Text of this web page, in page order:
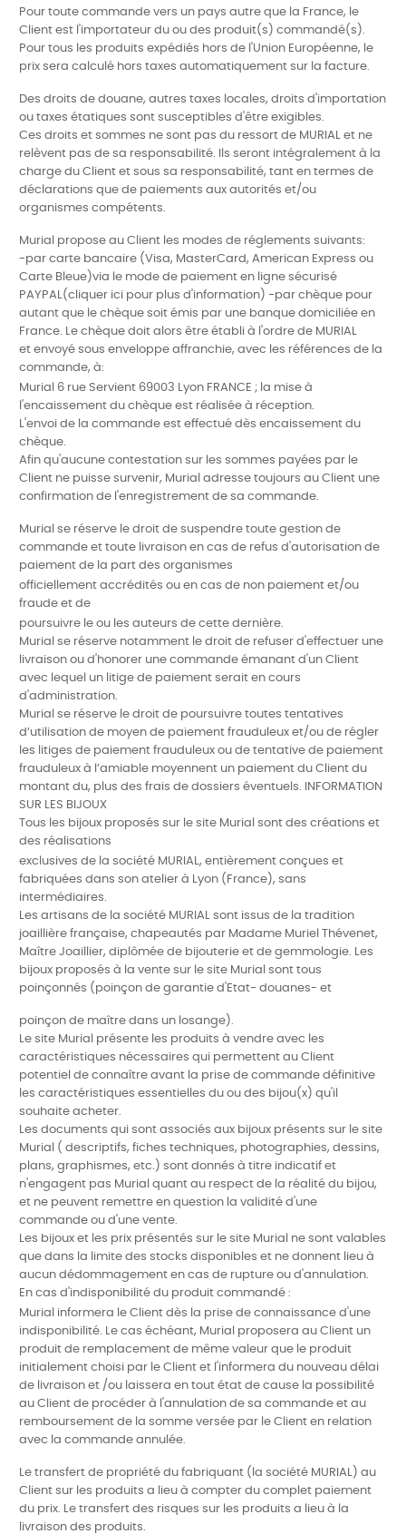
Pour toute commande vers un pays autre que la France, le
Client est l'importateur du ou des produit(s) commandé(s).
Pour tous les produits expédiés hors de l'Union Européenne, le
prix sera calculé hors taxes automatiquement sur la facture.
Des droits de douane, autres taxes locales, droits d'importation
ou taxes étatiques sont susceptibles d'être exigibles.
Ces droits et sommes ne sont pas du ressort de MURIAL et ne
relèvent pas de sa responsabilité. Ils seront intégralement à la
charge du Client et sous sa responsabilité, tant en termes de
déclarations que de paiements aux autorités et/ou
organismes compétents.
Murial propose au Client les modes de réglements suivants:
-par carte bancaire (Visa, MasterCard, American Express ou
Carte Bleue)via le mode de paiement en ligne sécurisé
PAYPAL(cliquer ici pour plus d'information) -par chèque pour
autant que le chèque soit émis par une banque domiciliée en
France. Le chèque doit alors être établi à l'ordre de MURIAL
et envoyé sous enveloppe affranchie, avec les références de la
commande, à:
Murial 6 rue Servient 69003 Lyon FRANCE ; la mise à
l'encaissement du chèque est réalisée à réception.
L'envoi de la commande est effectué dès encaissement du
chèque.
Afin qu'aucune contestation sur les sommes payées par le
Client ne puisse survenir, Murial adresse toujours au Client une
confirmation de l'enregistrement de sa commande.
Murial se réserve le droit de suspendre toute gestion de
commande et toute livraison en cas de refus d'autorisation de
paiement de la part des organismes
officiellement accrédités ou en cas de non paiement et/ou
fraude et de
poursuivre le ou les auteurs de cette dernière.
Murial se réserve notamment le droit de refuser d'effectuer une
livraison ou d'honorer une commande émanant d'un Client
avec lequel un litige de paiement serait en cours
d'administration.
Murial se réserve le droit de poursuivre toutes tentatives
d’utilisation de moyen de paiement frauduleux et/ou de régler
les litiges de paiement frauduleux ou de tentative de paiement
frauduleux à l’amiable moyennent un paiement du Client du
montant du, plus des frais de dossiers éventuels. INFORMATION
SUR LES BIJOUX
Tous les bijoux proposés sur le site Murial sont des créations et
des réalisations
exclusives de la société MURIAL, entièrement conçues et
fabriquées dans son atelier à Lyon (France), sans
intermédiaires.
Les artisans de la société MURIAL sont issus de la tradition
joaillière française, chapeautés par Madame Muriel Thévenet,
Maître Joaillier, diplômée de bijouterie et de gemmologie. Les
bijoux proposés à la vente sur le site Murial sont tous
poinçonnés (poinçon de garantie d'Etat- douanes- et
poinçon de maître dans un losange).
Le site Murial présente les produits à vendre avec les
caractéristiques nécessaires qui permettent au Client
potentiel de connaître avant la prise de commande définitive
les caractéristiques essentielles du ou des bijou(x) qu'il
souhaite acheter.
Les documents qui sont associés aux bijoux présents sur le site
Murial ( descriptifs, fiches techniques, photographies, dessins,
plans, graphismes, etc.) sont donnés à titre indicatif et
n'engagent pas Murial quant au respect de la réalité du bijou,
et ne peuvent remettre en question la validité d'une
commande ou d'une vente.
Les bijoux et les prix présentés sur le site Murial ne sont valables
que dans la limite des stocks disponibles et ne donnent lieu à
aucun dédommagement en cas de rupture ou d'annulation.
En cas d'indisponibilité du produit commandé :
Murial informera le Client dès la prise de connaissance d'une
indisponibilité. Le cas échéant, Murial proposera au Client un
produit de remplacement de même valeur que le produit
initialement choisi par le Client et l'informera du nouveau délai
de livraison et /ou laissera en tout état de cause la possibilité
au Client de procéder à l'annulation de sa commande et au
remboursement de la somme versée par le Client en relation
avec la commande annulée.
Le transfert de propriété du fabriquant (la société MURIAL) au
Client sur les produits a lieu à compter du complet paiement
du prix. Le transfert des risques sur les produits a lieu à la
livraison des produits.